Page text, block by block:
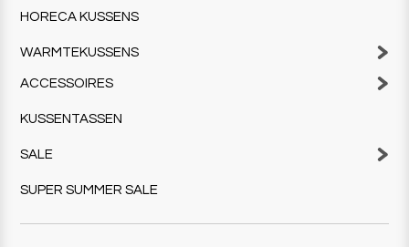
HORECA KUSSENS
WARMTEKUSSENS
ACCESSOIRES
KUSSENTASSEN
SALE
SUPER SUMMER SALE